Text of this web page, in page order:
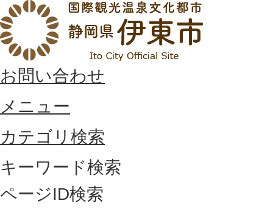
お問い合わせ
メニュー
カテゴリ検索
キーワード検索
ページID検索